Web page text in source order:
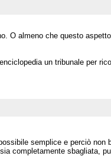
O almeno che questo
un tribunale per
semplice e perciò
completamente sbagliata,